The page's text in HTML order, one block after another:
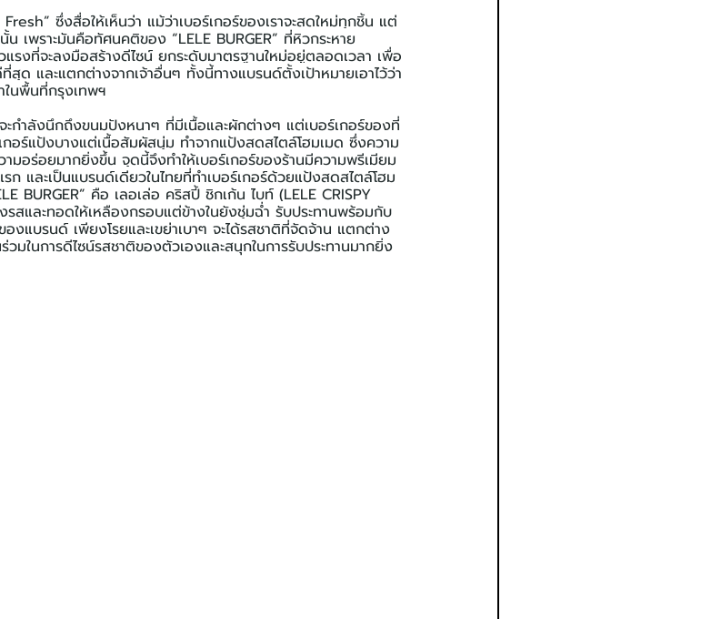
ซึ่งสื่อให้เห็นว่า แม้ว่าเบอร์เกอร์ของเราจะสดใหม่ทุกชิ้น แต่
น เพราะมันคือทัศนคติของ “LELE BURGER” ที่หิวกระหาย
รงที่จะลงมือสร้างดีไซน์ ยกระดับมาตรฐานใหม่อยู่ตลอดเวลา เพื่อ
สุด และแตกต่างจากเจ้าอื่นๆ ทั้งนี้ทางแบรนด์ตั้งเป้าหมายเอาไว้ว่า
ในพื้นที่กรุงเทพฯ
กำลังนึกถึงขนมปังหนาๆ ที่มีเนื้อและผักต่างๆ แต่เบอร์เกอร์ของที่
กอร์แป้งบางแต่เนื้อสัมผัสนุ่ม ทำจากแป้งสดสไตล์โฮมเมด ซึ่งความ
มอร่อยมากยิ่งขึ้น จุดนี้จึงทำให้เบอร์เกอร์ของร้านมีความพรีเมียม
ก และเป็นแบรนด์เดียวในไทยที่ทำเบอร์เกอร์ด้วยแป้งสดสไตล์โฮม
BURGER” คือ เลอเล่อ คริสปี้ ชิกเก้น ไบท์ (LELE CRISPY
รสและทอดให้เหลืองกรอบแต่ข้างในยังชุ่มฉ่ำ รับประทานพร้อมกับ
องแบรนด์ เพียงโรยและเขย่าเบาๆ จะได้รสชาติที่จัดจ้าน แตกต่าง
มในการดีไซน์รสชาติของตัวเองและสนุกในการรับประทานมากยิ่ง